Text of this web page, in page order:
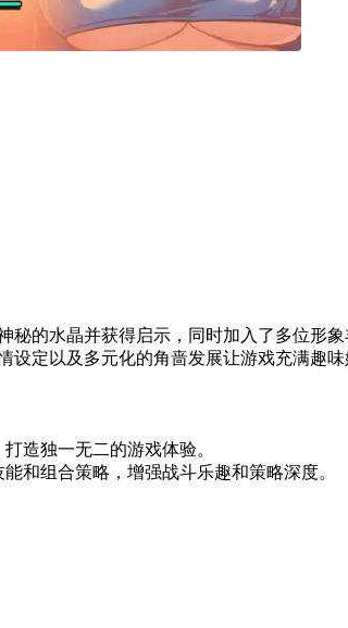
的水晶并获得启示，同时加入了多位形
定以及多元化的角啬发展让游戏充满趣味
造独一无二的游戏体验。
和组合策略，增强战斗乐趣和策略深度。